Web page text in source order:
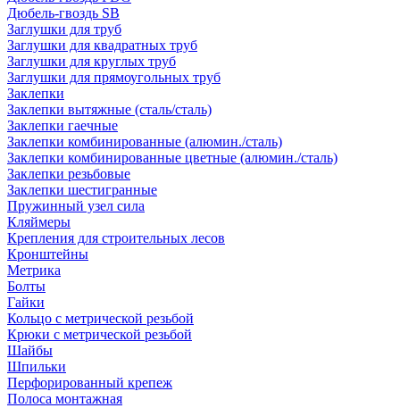
Дюбель-гвоздь SB
Заглушки для труб
Заглушки для квадратных труб
Заглушки для круглых труб
Заглушки для прямоугольных труб
Заклепки
Заклепки вытяжные (сталь/сталь)
Заклепки гаечные
Заклепки комбинированные (алюмин./сталь)
Заклепки комбинированные цветные (алюмин./сталь)
Заклепки резьбовые
Заклепки шестигранные
Пружинный узел сила
Кляймеры
Крепления для строительных лесов
Кронштейны
Метрика
Болты
Гайки
Кольцо с метрической резьбой
Крюки с метрической резьбой
Шайбы
Шпильки
Перфорированный крепеж
Полоса монтажная